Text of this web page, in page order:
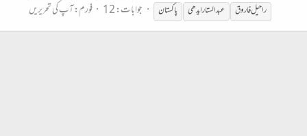
راحیل فاروق
عبدالستار ایدھی پاکستان جوابات: 12 فورم:آپ کی تحریریں